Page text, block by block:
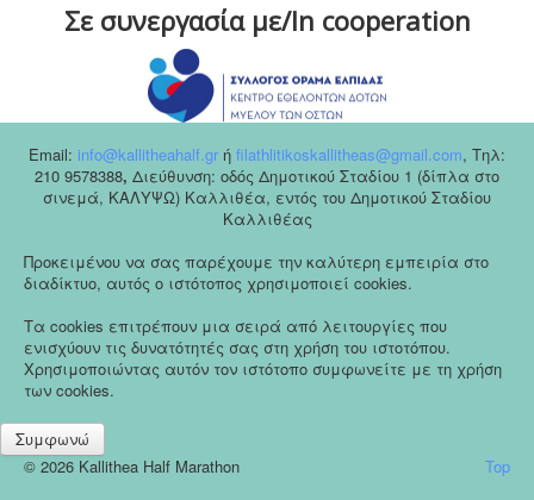
Σε συνεργασία με/In cooperation
Email: info@kallitheahalf.gr ή filathlitikoskallitheas@gmail.com, Tηλ:
210 9578388, Διεύθυνση: οδός Δημοτικού Σταδίου 1 (δίπλα στο
σινεμά, ΚΑΛΥΨΩ) Καλλιθέα, εντός του Δημοτικού Σταδίου
Καλλιθέας
Προκειμένου να σας παρέχουμε την καλύτερη εμπειρία στο
διαδίκτυο, αυτός ο ιστότοπος χρησιμοποιεί cookies.
Τα cookies επιτρέπουν μια σειρά από λειτουργίες που
ενισχύουν τις δυνατότητές σας στη χρήση του ιστοτόπου.
Χρησιμοποιώντας αυτόν τον ιστότοπο συμφωνείτε με τη χρήση
των cookies.
Συμφωνώ
Top
© 2026 Kallithea Half Marathon